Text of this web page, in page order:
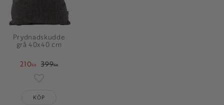
Prydnadskudde
grå 40x40 cm
210KR 399KR
Lägg till i favoriter
KÖP